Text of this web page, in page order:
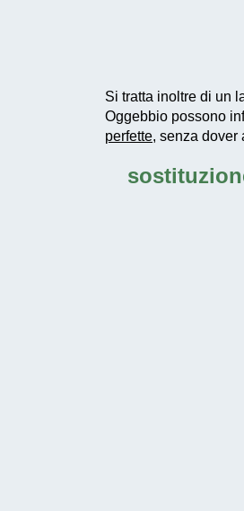
Si tratta inoltre di un
Oggebbio possono
perfette, senza dover